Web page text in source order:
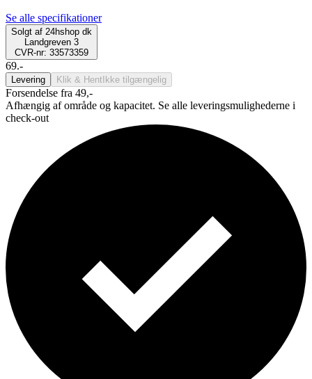
Se alle specifikationer
Solgt af 24hshop dk
Landgreven 3
CVR-nr: 33573359
69.-
Levering Klik & Hent Ikke tilgængelig
Forsendelse fra 49,-
Afhængig af område og kapacitet. Se alle leveringsmulighederne i
check-out